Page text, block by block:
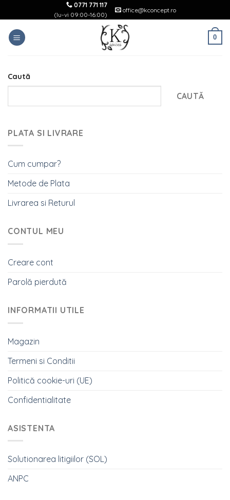
to
content
0771 771 117
(lu-vi 09:00-16:00)
office@kconcept.ro
0
Caută
CAUTĂ
PLATA SI LIVRARE
Cum cumpar?
Metode de Plata
Livrarea si Returul
CONTUL MEU
Creare cont
Parolă pierdută
INFORMATII UTILE
Magazin
Termeni si Conditii
Politică cookie-uri (UE)
Confidentialitate
ASISTENTA
Solutionarea litigiilor (SOL)
ANPC